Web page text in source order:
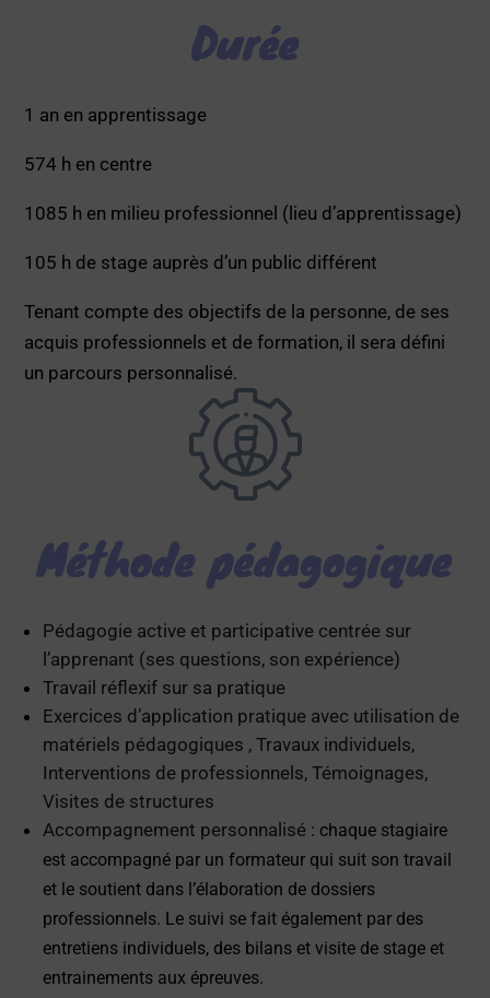
Durée
1 an en apprentissage
574 h en centre
1085 h en milieu professionnel (lieu d’apprentissage)
105 h de stage auprès d’un public différent
Tenant compte des objectifs de la personne, de ses
acquis professionnels et de formation, il sera défini
un parcours personnalisé.
Méthode pédagogique
Pédagogie active et participative centrée sur
l’apprenant (ses questions, son expérience)
Travail réflexif sur sa pratique
Exercices d’application pratique avec utilisation de
matériels pédagogiques , Travaux individuels,
Interventions de professionnels, Témoignages,
Visites de structures
Accompagnement personnalisé : chaque stagiaire
est accompagné par un formateur qui suit son travail
et le soutient dans l’élaboration de dossiers
professionnels. Le suivi se fait également par des
entretiens individuels, des bilans et visite de stage et
entrainements aux épreuves.